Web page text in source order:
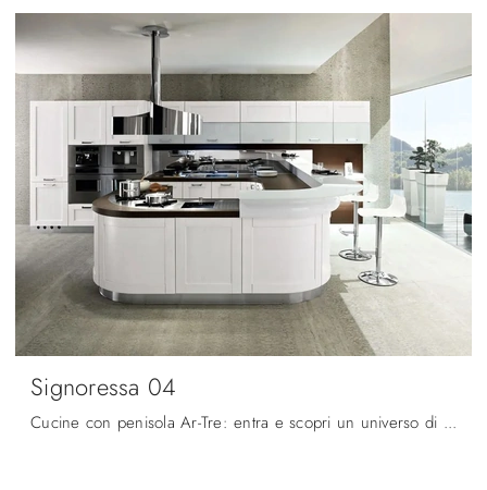
Signoressa 04
Cucine con penisola Ar-Tre: entra e scopri un universo di design e contenuto estetico! La cucina convenzionale Signoressa 04 ti sta aspettando.